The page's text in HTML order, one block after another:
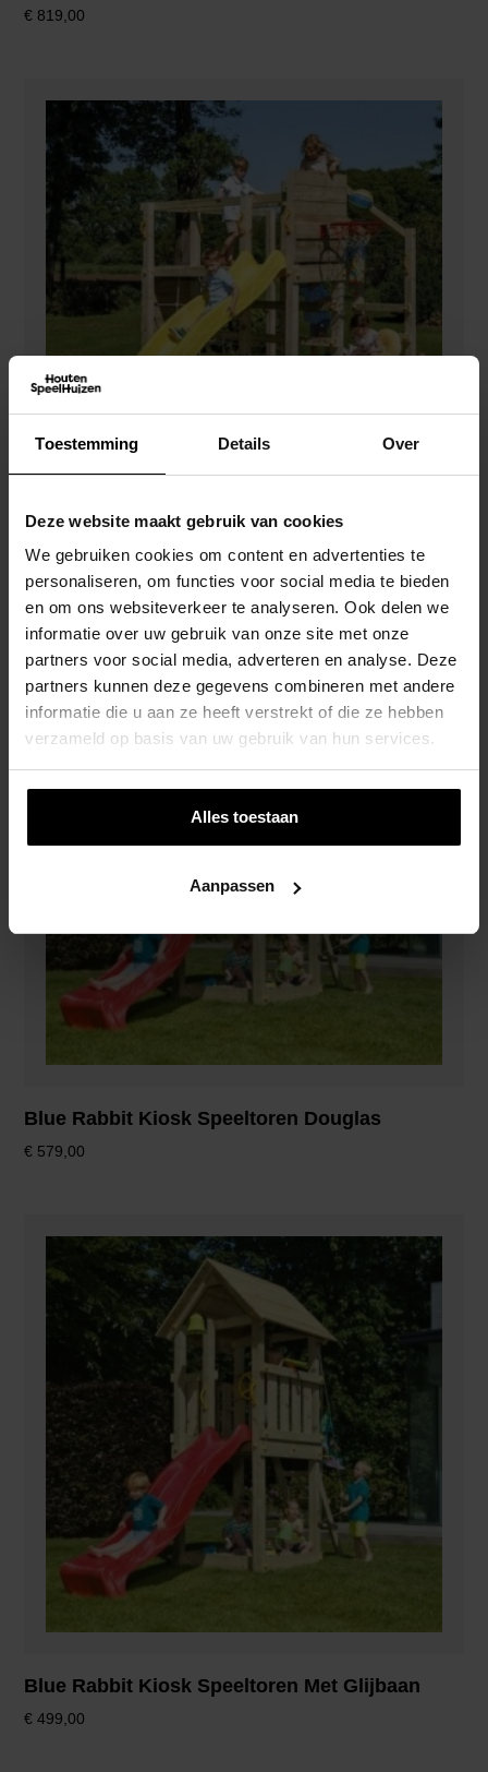
Toestemming Details Over
Deze website maakt gebruik van cookies
We gebruiken cookies om content en advertenties te
personaliseren, om functies voor social media te bieden
en om ons websiteverkeer te analyseren. Ook delen we
informatie over uw gebruik van onze site met onze
partners voor social media, adverteren en analyse. Deze
partners kunnen deze gegevens combineren met andere
informatie die u aan ze heeft verstrekt of die ze hebben
verzameld op basis van uw gebruik van hun services.
Alles toestaan
Aanpassen
€ 819,00
Blue Rabbit Crossfit Speeltoren Douglas
€935,00
Blue Rabbit Kiosk Speeltoren Douglas
€ 579,00
Blue Rabbit Kiosk Speeltoren Met Glijbaan
€ 499,00